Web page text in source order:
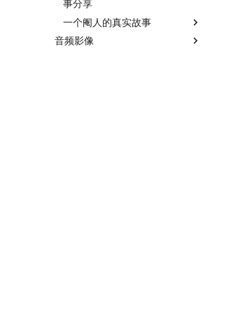
事分享
一个阉人的真实故事
音频影像